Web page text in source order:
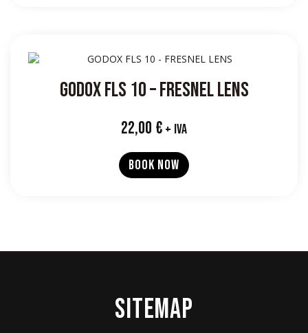
GODOX FLS 10 – FRESNEL LENS
22,00 € + IVA
BOOK NOW
SITEMAP